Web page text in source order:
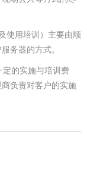
使用培训）主要由顺
务器的方式。
的实施与培训费
负责对客户的实施